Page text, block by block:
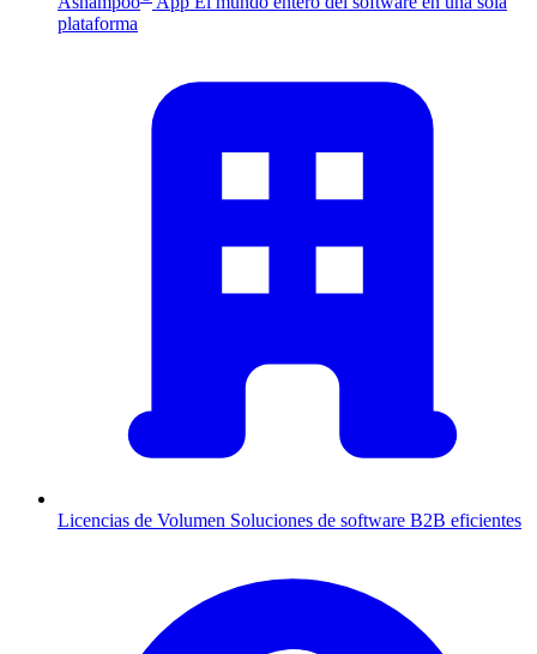
plataforma
Licencias de Volumen Soluciones de software B2B eficientes